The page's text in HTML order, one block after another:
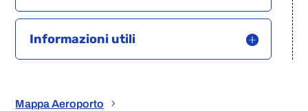
Informazioni utili
Mappa Aeroporto